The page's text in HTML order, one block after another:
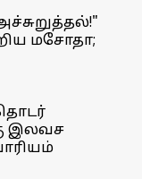
மசோதா;
இலவச